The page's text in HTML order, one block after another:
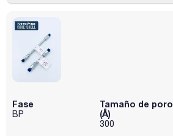
Fase
BP
Tamaño de poro
(Å)
300